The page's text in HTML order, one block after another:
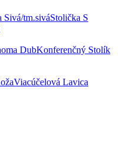
Stolička S
Konferenčný Stolík
Viacúčelová Lavica